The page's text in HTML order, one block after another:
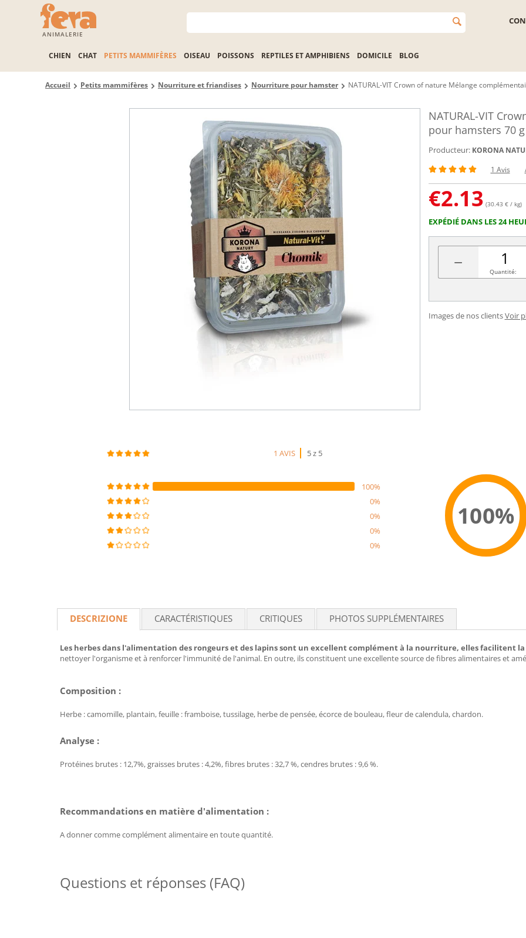
ANIMALERIE
CHIEN CHAT PETITS MAMMIFÈRES OISEAU POISSONS REPTILES ET AMPHIBIENS DOMICILE BLOG
Accueil Petits mammifères Nourriture et friandises Nourriture pour hamster NATURAL-VIT Crown of nature Mélange
NATURAL-VIT
pour hamsters 70 g
Producteur: KORONA
1 Avis
€2.13 (30.43 € / kg)
EXPÉDIÉ DANS LES 24
− Quantité:
Images de nos clientsVoir
1 AVIS 5 z 5
100%
0%
0%
0%
0%
100%
DESCRIZIONE CARACTÉRISTIQUES CRITIQUES PHOTOS SUPPLÉMENTAIRES
Les herbes dans l'alimentation des rongeurs et des lapins sont un excellent complément à la nourriture, elles facilitent
nettoyer l'organisme et à renforcer l'immunité de l'animal. En outre, ils constituent une excellente source de fibres alimentaires et
Composition :
Herbe : camomille, plantain, feuille : framboise, tussilage, herbe de pensée, écorce de bouleau, fleur de calendula, chardon.
Analyse :
Protéines brutes : 12,7%, graisses brutes : 4,2%, fibres brutes : 32,7 %, cendres brutes : 9,6 %.
Recommandations en matière d'alimentation :
A donner comme complément alimentaire en toute quantité.
Questions et réponses (FAQ)